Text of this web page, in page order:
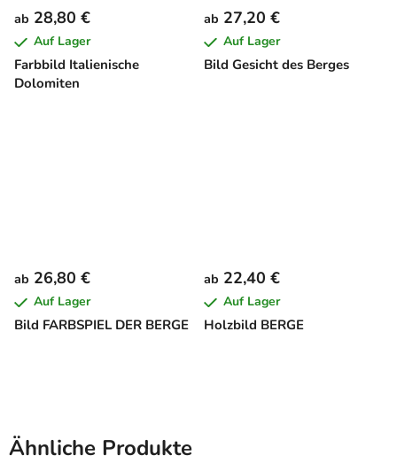
Farbbild Italienische
Dolomiten
ab 28,80 €
Auf Lager
Bild Gesicht des Berges
ab 27,20 €
Auf Lager
Bild FARBSPIEL DER BERGE
ab 26,80 €
Auf Lager
Holzbild BERGE
ab 22,40 €
Auf Lager
Ähnliche Produkte